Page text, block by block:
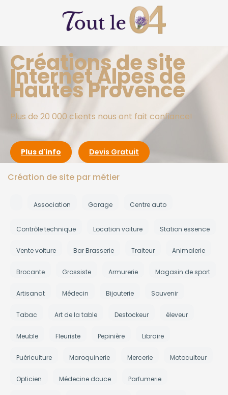
Créations de site
Internet Alpes de
Hautes Provence
Plus de 20 000 clients nous ont fait confiance!
Plus d'info Devis Gratuit
Création de site par métier
Association Garage Centre auto
Contrôle technique Location voiture Station essence
Vente voiture Bar Brasserie Traiteur Animalerie
Brocante Grossiste Armurerie Magasin de sport
Artisanat Médecin Bijouterie Souvenir
Tabac Art de la table Destockeur éleveur
Meuble Fleuriste Pepinière Libraire
Puériculture Maroquinerie Mercerie Motoculteur
Opticien Médecine douce Parfumerie